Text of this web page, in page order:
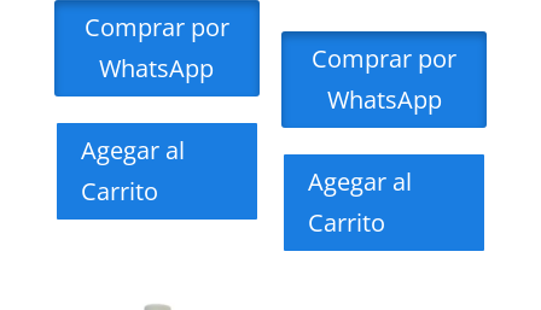
Comprar por
WhatsApp
Agegar al
Carrito
Comprar por
WhatsApp
Agegar al
Carrito